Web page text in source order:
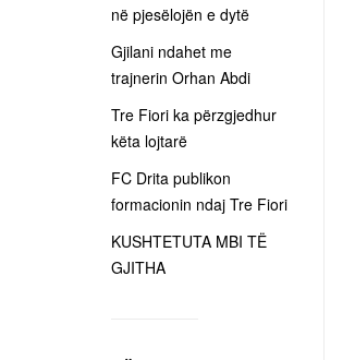
në pjesëlojën e dytë
Gjilani ndahet me
trajnerin Orhan Abdi
Tre Fiori ka përzgjedhur
këta lojtarë
FC Drita publikon
formacionin ndaj Tre Fiori
KUSHTETUTA MBI TË
GJITHA